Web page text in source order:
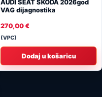
AUDI SEAT SKODA 2026god
VAG dijagnostika
270,00€
(VPC)
Dodaj u košaricu